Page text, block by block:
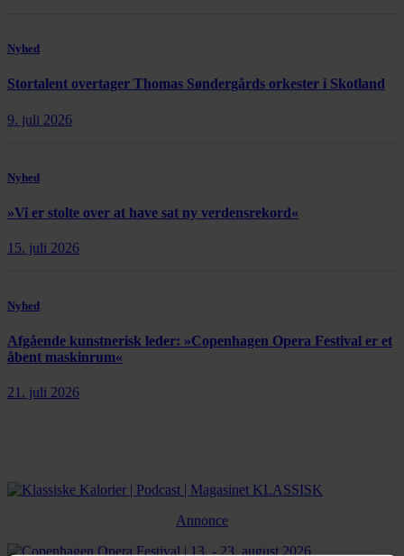
Nyhed
Stortalent overtager Thomas Søndergårds orkester i Skotland
9. juli 2026
Nyhed
»Vi er stolte over at have sat ny verdensrekord«
15. juli 2026
Nyhed
Afgående kunstnerisk leder: »Copenhagen Opera Festival er et
åbent maskinrum«
21. juli 2026
Annonce